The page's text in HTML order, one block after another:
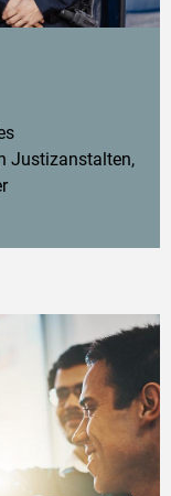
Justizanstalten,